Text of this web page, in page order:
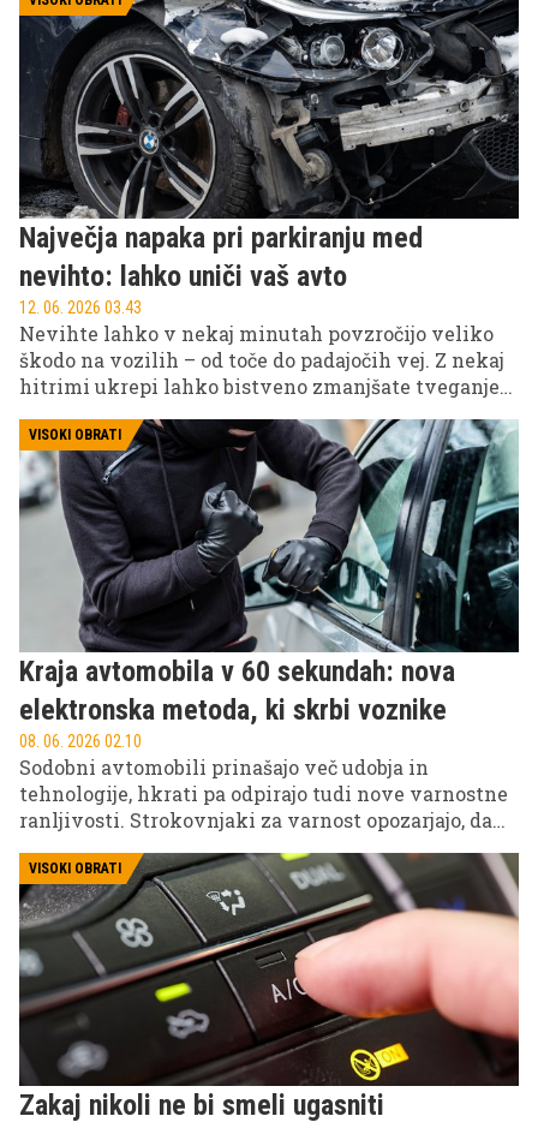
avtomobilov prihodnjih let.
Največja napaka pri parkiranju med
nevihto: lahko uniči vaš avto
12. 06. 2026 03.43
Nevihte lahko v nekaj minutah povzročijo veliko
škodo na vozilih – od toče do padajočih vej. Z nekaj
hitrimi ukrepi lahko bistveno zmanjšate tveganje
VISOKI OBRATI
Kraja avtomobila v 60 sekundah: nova
elektronska metoda, ki skrbi voznike
08. 06. 2026 02.10
Sodobni avtomobili prinašajo več udobja in
tehnologije, hkrati pa odpirajo tudi nove varnostne
ranljivosti. Strokovnjaki za varnost opozarjajo, da
manj kot eni minuti, brez lomljenja ključavnic ali
vidnih sledi vloma, z uporabo specializiranih
diagnostičnih naprav.
VISOKI OBRATI
Zakaj nikoli ne bi smeli ugasniti